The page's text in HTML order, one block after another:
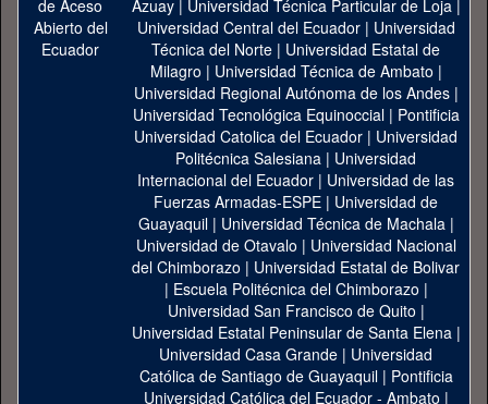
Azuay| Universidad Técnica Particular de Loja|
Universidad Central del Ecuador| Universidad
Técnica del Norte | Universidad Estatal de
Milagro | Universidad Técnica de Ambato |
Universidad Regional Autónoma de los Andes|
Universidad Tecnológica Equinoccial| Pontificia
Universidad Catolica del Ecuador | Universidad
Politécnica Salesiana | Universidad
Internacional del Ecuador | Universidad de las
Fuerzas Armadas-ESPE | Universidad de
Guayaquil| Universidad Técnica de Machala|
Universidad de Otavalo | Universidad Nacional
del Chimborazo | Universidad Estatal de Bolivar
| Escuela Politécnica del Chimborazo |
Universidad San Francisco de Quito |
Universidad Estatal Peninsular de Santa Elena|
Universidad Casa Grande | Universidad
Católica de Santiago de Guayaquil| Pontificia
Universidad Católica del Ecuador - Ambato |